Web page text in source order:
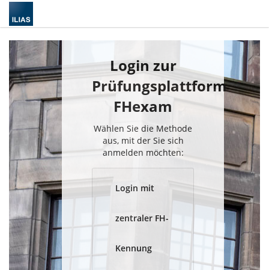
Login zur
Prüfungsplattform
FHexam
Wählen Sie die Methode
aus, mit der Sie sich
anmelden möchten:
Login mit
zentraler FH-
Kennung